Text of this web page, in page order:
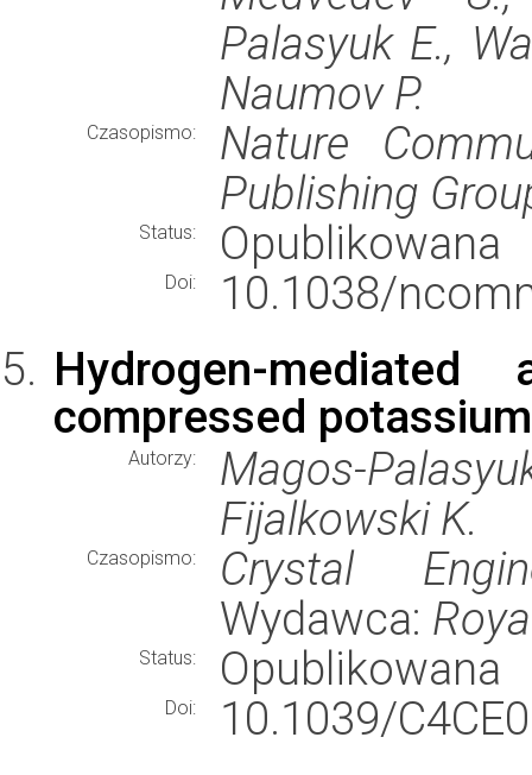
Palasyuk E.,
Naumov P.
Czasopismo:
Nature
Publishing
Status: Opublikowana
Doi:
10.1038/
Hydrogen-
compressed
Autorzy:
Magos-
Fijalkowski K.
Czasopismo:
Crystal
Wydawca:
Status: Opublikowana
Doi: 10.1039/